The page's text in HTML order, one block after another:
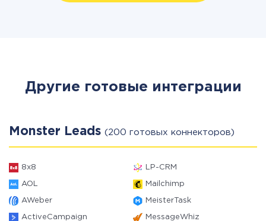
Другие готовые интеграции
Monster Leads (200 готовых коннекторов)
8x8 LP-CRM
AOL Mailchimp
AWeber MeisterTask
ActiveCampaign MessageWhiz